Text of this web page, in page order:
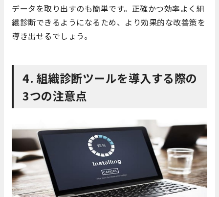
データを取り出すのも簡単です。正確かつ効率よく組
織診断できるようになるため、より効果的な改善策を
導き出せるでしょう。
4. 組織診断ツールを導入する際の
3つの注意点